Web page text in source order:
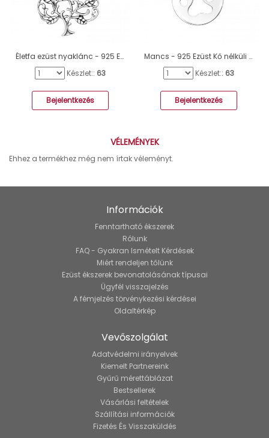
Életfa ezüst nyaklánc - 925 Ezüst Kő Nélküli Nyakláncok A4S46488
Készlet:: 63
Bejelentkezés
Mancs - 925 Ezüst Kő nélküli nyakláncok A4S43930
Készlet:: 63
Bejelentkezés
VÉLEMÉNYEK
Ehhez a termékhez még nem írtak véleményt.
Információk
Fenntartható ékszerek
Rólunk
FAQ - Gyakran Ismételt Kérdések
Miért rendeljen tőlünk
Ezüst ékszerek bevonatolásának típusai
Ügyfél visszajelzés
A fémjelzés törvénykezési kérdései
Oldaltérkép
Vevőszolgálat
Adatvédelmi irányelvek
Kiemelt Partnereink
Gyűrű mérettáblázat
Bestsellerek
Vásárlási feltételek
Szállítási információk
Fizetés És Visszaküldés